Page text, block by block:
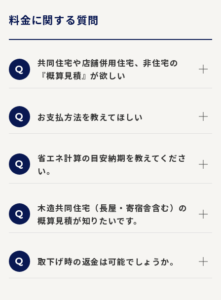
料金に関する質問
共同住宅や店舗併用住宅、非住宅の
『概算見積』が欲しい
お支払方法を教えてほしい
省エネ計算の目安納期を教えてくださ
い。
木造共同住宅（長屋・寄宿舎含む）の
概算見積が知りたいです。
取下げ時の返金は可能でしょうか。